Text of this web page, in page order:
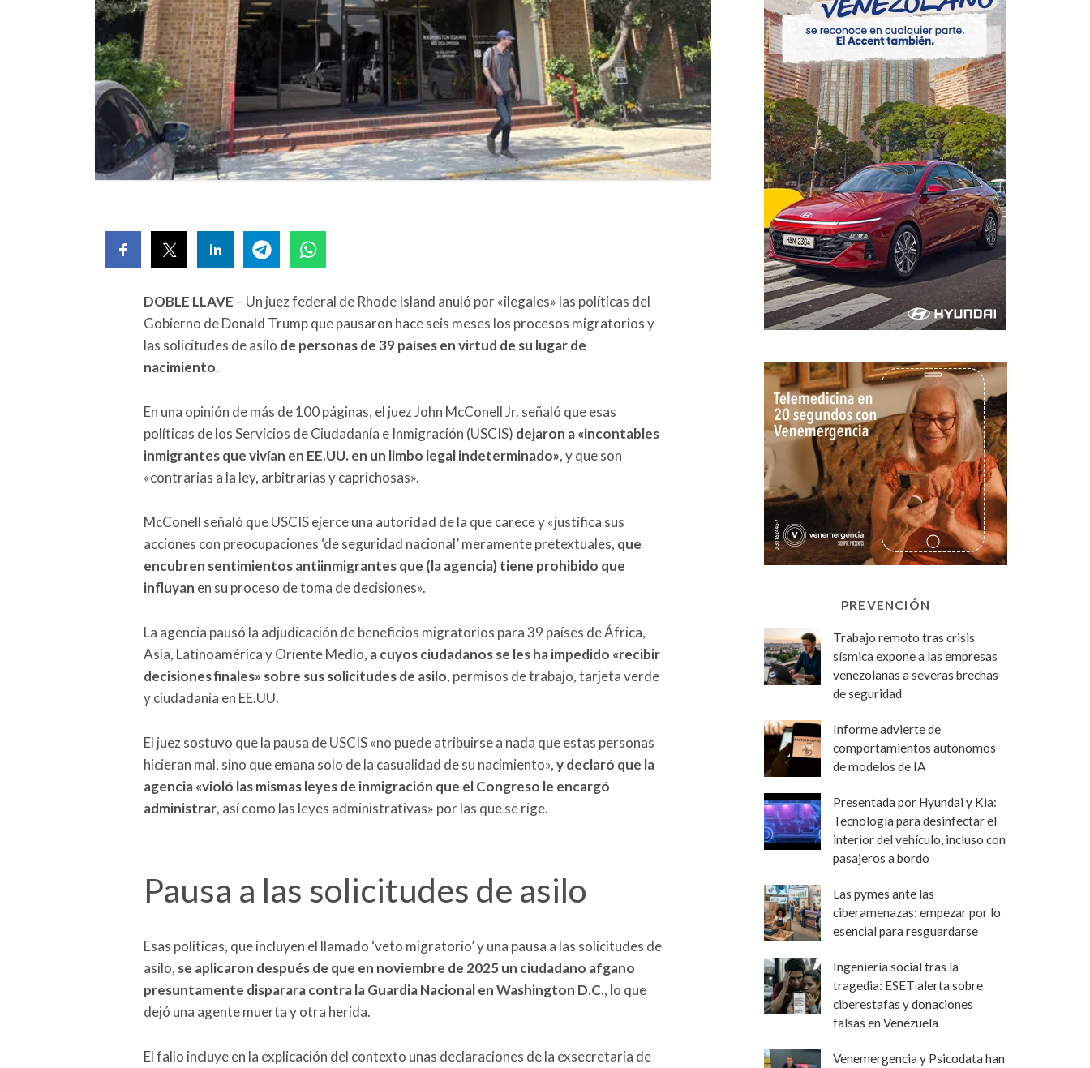
DOBLE LLAVE – Un juez federal de Rhode Island anuló por «ilegales» las políticas del
Gobierno de Donald Trump que pausaron hace seis meses los procesos migratorios y
las solicitudes de asilo de personas de 39 países en virtud de su lugar de
nacimiento.
En una opinión de más de 100 páginas, el juez John McConell Jr. señaló que esas
políticas de los Servicios de Ciudadanía e Inmigración (USCIS) dejaron a «incontables
inmigrantes que vivían en EE.UU. en un limbo legal indeterminado», y que son
«contrarias a la ley, arbitrarias y caprichosas».
McConell señaló que USCIS ejerce una autoridad de la que carece y «justifica sus
acciones con preocupaciones ‘de seguridad nacional’ meramente pretextuales, que
encubren sentimientos antiinmigrantes que (la agencia) tiene prohibido que
influyan en su proceso de toma de decisiones».
La agencia pausó la adjudicación de beneficios migratorios para 39 países de África,
Asia, Latinoamérica y Oriente Medio, a cuyos ciudadanos se les ha impedido «recibir
decisiones finales» sobre sus solicitudes de asilo, permisos de trabajo, tarjeta verde
y ciudadanía en EE.UU.
El juez sostuvo que la pausa de USCIS «no puede atribuirse a nada que estas personas
hicieran mal, sino que emana solo de la casualidad de su nacimiento»,y declaró que la
agencia «violó las mismas leyes de inmigración que el Congreso le encargó
administrar, así como las leyes administrativas» por las que se rige.
Pausa a las solicitudes de asilo
Esas políticas, que incluyen el llamado ‘veto migratorio’ y una pausa a las solicitudes de
asilo, se aplicaron después de que en noviembre de 2025 un ciudadano afgano
presuntamente disparara contra la Guardia Nacional en Washington D.C., lo que
dejó una agente muerta y otra herida.
El fallo incluye en la explicación del contexto unas declaraciones de la exsecretaria de
PREVENCIÓN
Trabajo remoto tras crisis
sísmica expone a las empresas
venezolanas a severas brechas
de seguridad
Informe advierte de
comportamientos autónomos
de modelos de IA
Presentada por Hyundai y Kia:
Tecnología para desinfectar el
interior del vehículo, incluso con
pasajeros a bordo
Las pymes ante las
ciberamenazas: empezar por lo
esencial para resguardarse
Ingeniería social tras la
tragedia: ESET alerta sobre
ciberestafas y donaciones
falsas en Venezuela
Venemergencia y Psicodata han